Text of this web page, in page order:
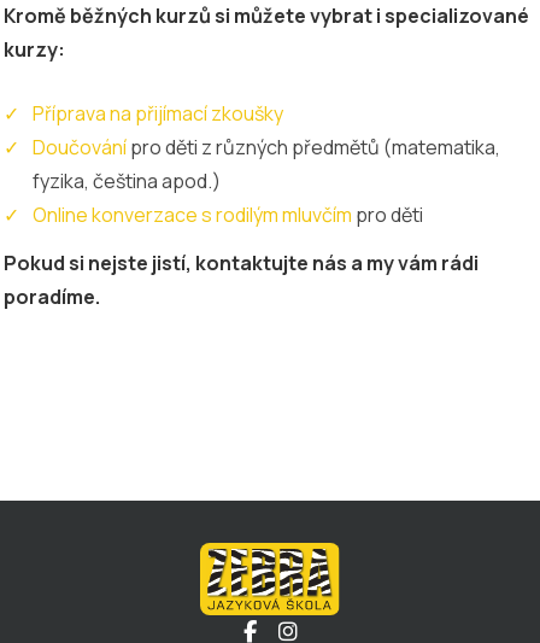
Kromě běžných kurzů si můžete vybrat i specializované
kurzy:
Příprava na přijímací zkoušky
Doučovánípro děti z různých předmětů (matematika,
fyzika, čeština apod.)
Online konverzace s rodilým mluvčím pro děti
Pokud si nejste jistí, kontaktujte nás a my vám rádi
poradíme.